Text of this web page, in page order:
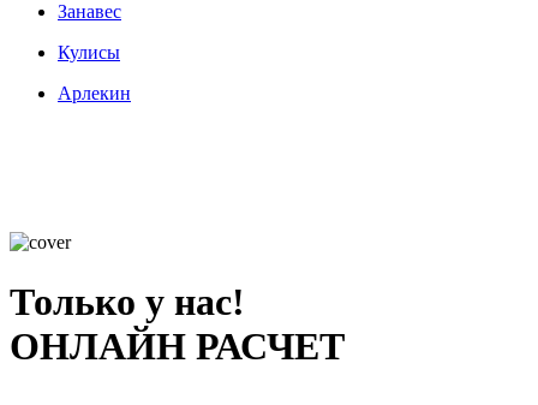
Занавес
Кулисы
Арлекин
Только у нас!
ОНЛАЙН РАСЧЕТ